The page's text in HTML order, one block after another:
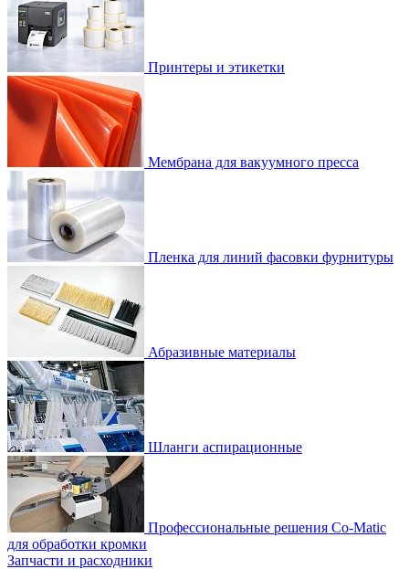
Принтеры и этикетки
Мембрана для вакуумного пресса
Пленка для линий фасовки фурнитуры
Абразивные материалы
Шланги аспирационные
Профессиональные решения Co-Matic
для обработки кромки
Запчасти и расходники